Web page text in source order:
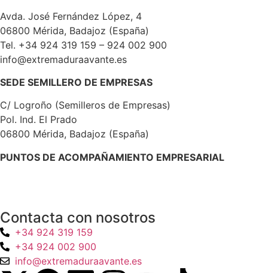
Avda. José Fernández López, 4
06800 Mérida, Badajoz (España)
Tel. +34 924 319 159 – 924 002 900
info@extremaduraavante.es
SEDE SEMILLERO DE EMPRESAS
C/ Logroño (Semilleros de Empresas)
Pol. Ind. El Prado
06800 Mérida, Badajoz (España)
PUNTOS DE ACOMPAÑAMIENTO EMPRESARIAL
Contacta con nosotros
+34 924 319 159
+34 924 002 900
info@extremaduraavante.es